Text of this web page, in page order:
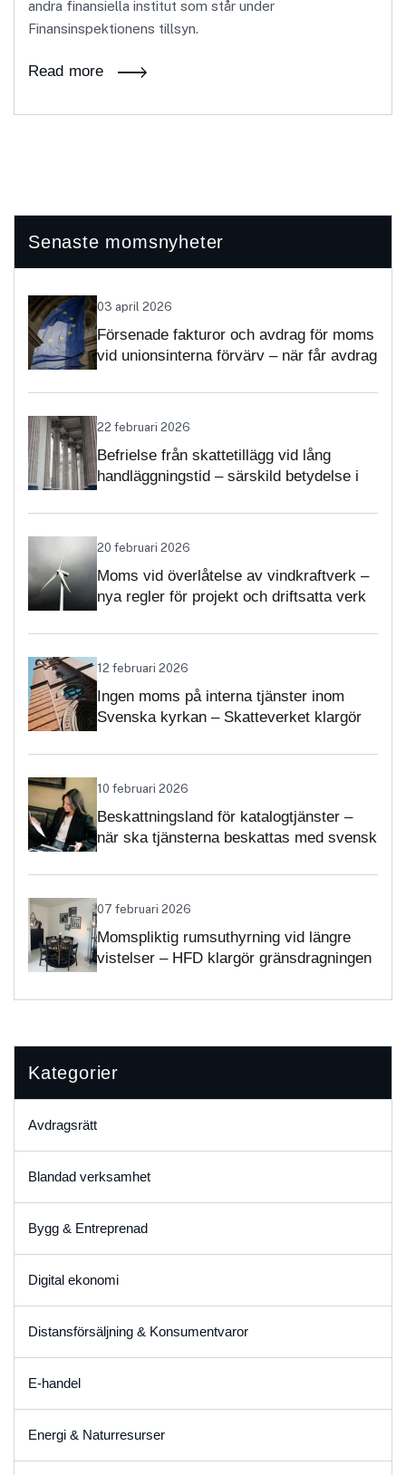
andra finansiella institut som står under
Finansinspektionens tillsyn.
Read more
Senaste momsnyheter
03 april 2026
Försenade fakturor och avdrag för moms
vid unionsinterna förvärv – när får avdrag
22 februari 2026
Befrielse från skattetillägg vid lång
handläggningstid – särskild betydelse i
20 februari 2026
Moms vid överlåtelse av vindkraftverk –
nya regler för projekt och driftsatta verk
12 februari 2026
Ingen moms på interna tjänster inom
Svenska kyrkan – Skatteverket klargör
10 februari 2026
Beskattningsland för katalogtjänster –
när ska tjänsterna beskattas med svensk
07 februari 2026
Momspliktig rumsuthyrning vid längre
vistelser – HFD klargör gränsdragningen
Kategorier
Avdragsrätt
Blandad verksamhet
Bygg & Entreprenad
Digital ekonomi
Distansförsäljning & Konsumentvaror
E-handel
Energi & Naturresurser